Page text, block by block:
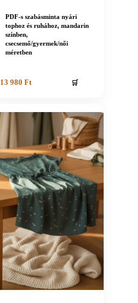
PDF-s szabásminta nyári
tophoz és ruhához, mandarin
színben,
csecsemő/gyermek/női
méretben
13 980 Ft 🛒